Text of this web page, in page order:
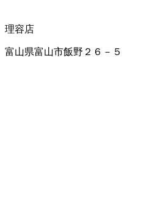
理容店
富山県富山市飯野２６－５